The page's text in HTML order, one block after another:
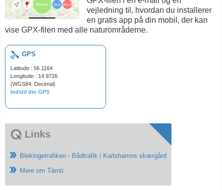
vejledning til, hvordan du installerer
en gratis app på din mobil, der kan
vise GPX-filen med alle naturområderne.
GPS
Latitude : 56.1164
Longitude : 14.9726
(WGS84: Decimal)
Indstil din GPS
Links
Blekingetrafiken - Bådtrafik i Karlshamns skærgård
Mere om Tärnö